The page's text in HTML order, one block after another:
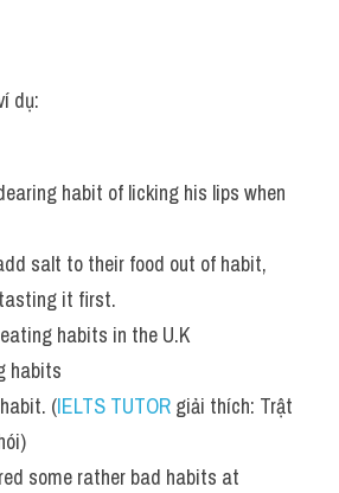
dụ:
habit of licking his lips when
salt to their food out of habit,
it first.
habits in the U.K
habits
(IELTS TUTOR giải thích: Trật
some rather bad habits at